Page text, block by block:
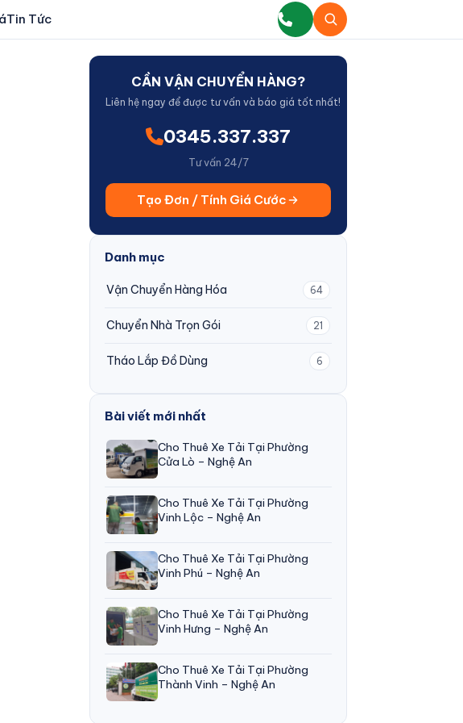
Tin Tức
CẦN VẬN CHUYỂN HÀNG?
Liên hệ ngay để được tư vấn và báo giá tốt nhất!
0345.337.337
Tư vấn 24/7
Tạo Đơn / Tính Giá Cước
Danh mục
Vận Chuyển Hàng Hóa 64
Chuyển Nhà Trọn Gói 21
Tháo Lắp Đồ Dùng 6
Bài viết mới nhất
Cho Thuê Xe Tải Tại Phường
Cửa Lò – Nghệ An
Cho Thuê Xe Tải Tại Phường
Vinh Lộc – Nghệ An
Cho Thuê Xe Tải Tại Phường
Vinh Phú – Nghệ An
Cho Thuê Xe Tải Tại Phường
Vinh Hưng – Nghệ An
Cho Thuê Xe Tải Tại Phường
Thành Vinh – Nghệ An